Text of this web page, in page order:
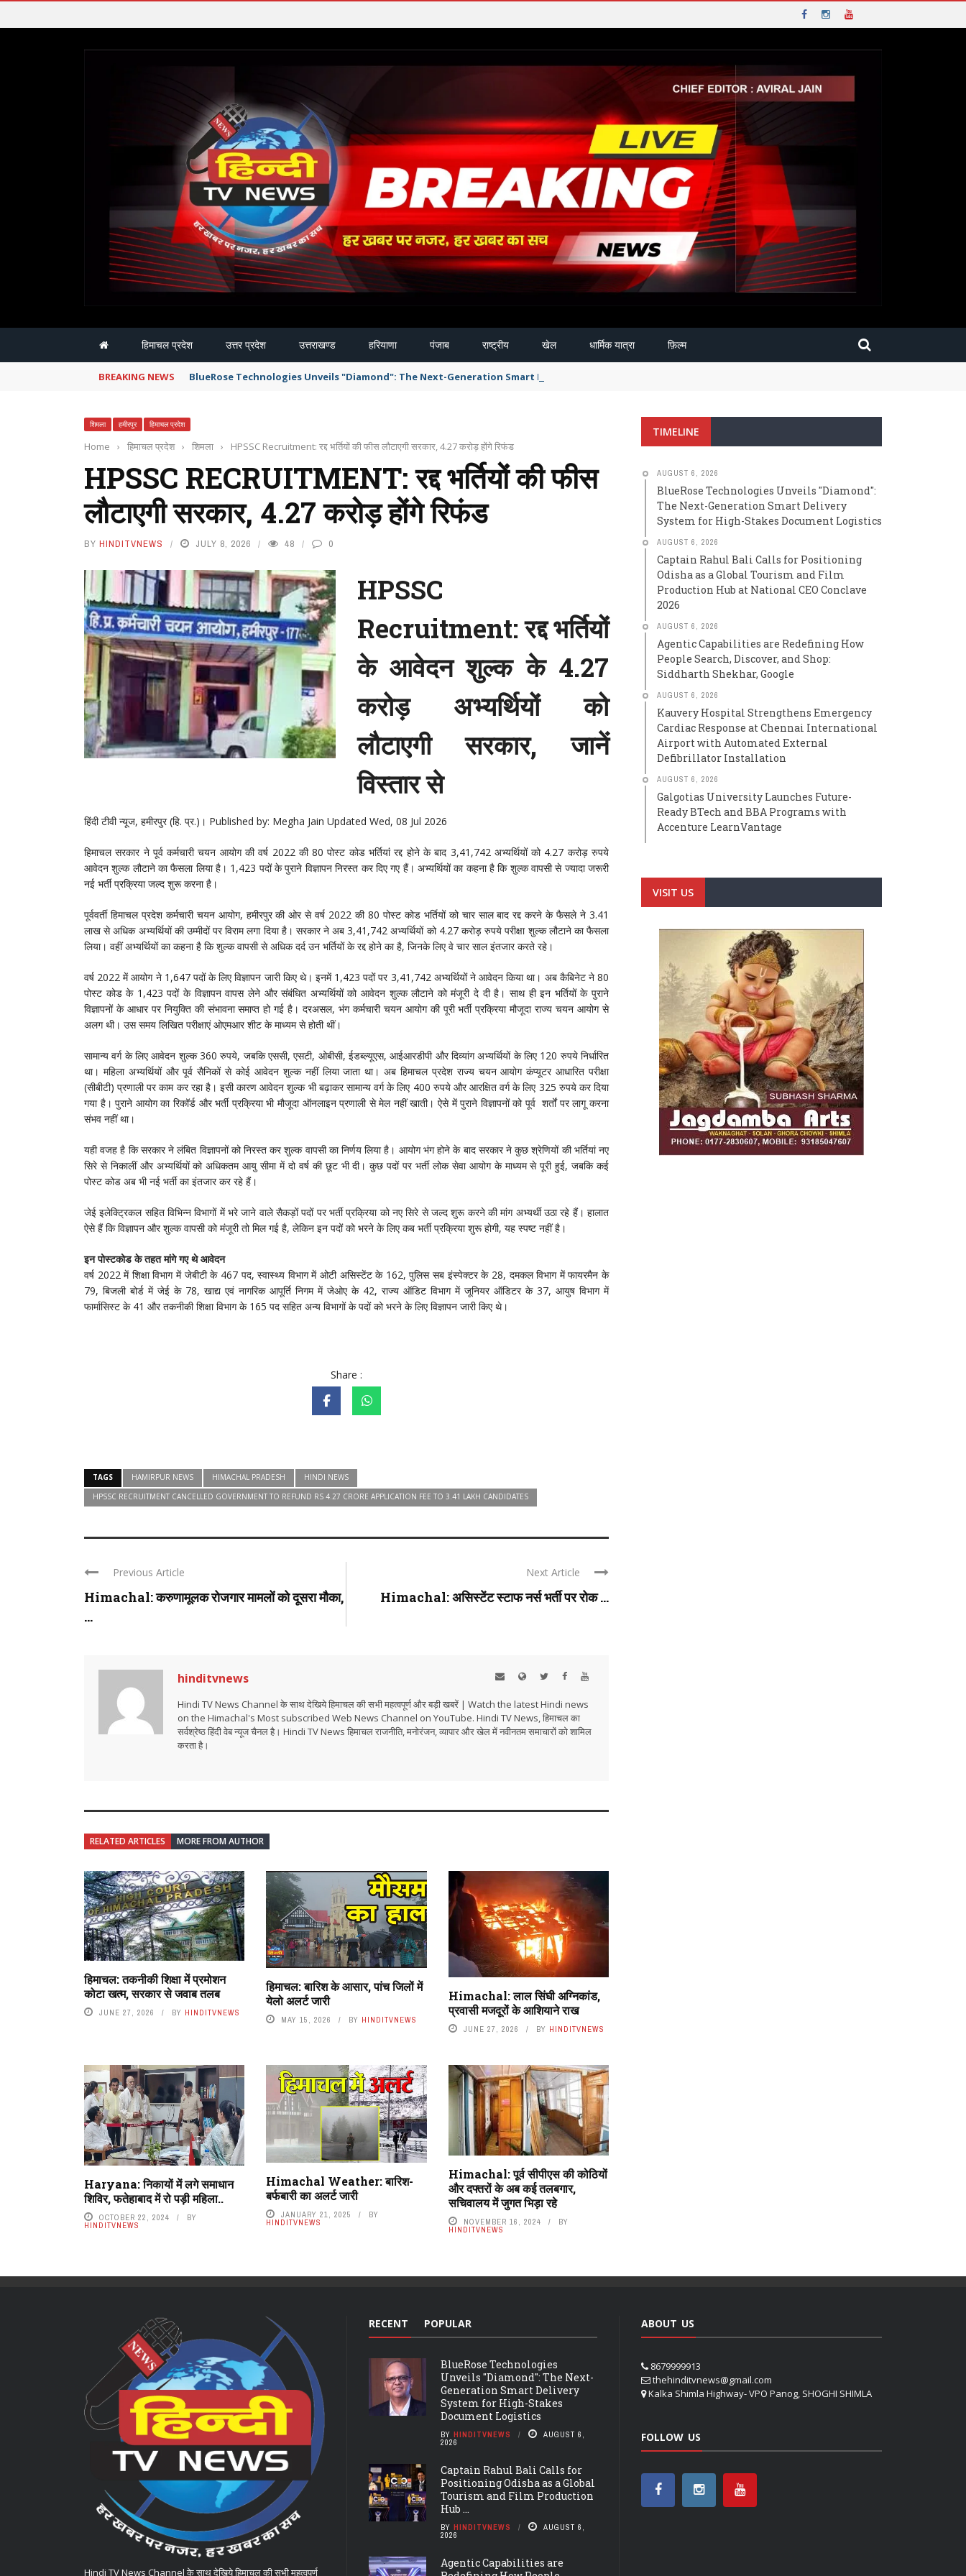
हिमाचल प्रदेश उत्तर प्रदेश उत्तराखण्ड हरियाणा पंजाब राष्ट्रीय खेल धार्मिक यात्रा फ़िल्म
BREAKING NEWS BlueRose Technologies Unveils "Diamond": The Next-Generation Smart Delivery System for High-Stakes Document Logistics
शिमला हमीरपुर हिमाचल प्रदेश
Home › हिमाचल प्रदेश › शिमला › HPSSC Recruitment: रद्द भर्तियों की फीस लौटाएगी सरकार, 4.27 करोड़ होंगे रिफंड
HPSSC RECRUITMENT: रद्द भर्तियों की फीस
लौटाएगी सरकार, 4.27 करोड़ होंगे रिफंड
BY HINDITVNEWS JULY 8, 2026 48 0
HPSSC
Recruitment: रद्द भर्तियों
के आवेदन शुल्क के 4.27
करोड़ अभ्यर्थियों को
लौटाएगी सरकार, जानें
विस्तार से
हिंदी टीवी न्यूज, हमीरपुर (हि. प्र.)। Published by: Megha Jain Updated Wed, 08 Jul 2026
हिमाचल सरकार ने पूर्व कर्मचारी चयन आयोग की वर्ष 2022 की 80 पोस्ट कोड भर्तियां रद्द होने के बाद 3,41,742 अभ्यर्थियों को 4.27 करोड़ रुपये
आवेदन शुल्क लौटाने का फैसला लिया है। 1,423 पदों के पुराने विज्ञापन निरस्त कर दिए गए हैं। अभ्यर्थियों का कहना है कि शुल्क वापसी से ज्यादा जरूरी
नई भर्ती प्रक्रिया जल्द शुरू करना है।
पूर्ववर्ती हिमाचल प्रदेश कर्मचारी चयन आयोग, हमीरपुर की ओर से वर्ष 2022 की 80 पोस्ट कोड भर्तियों को चार साल बाद रद्द करने के फैसले ने 3.41
लाख से अधिक अभ्यर्थियों की उम्मीदों पर विराम लगा दिया है। सरकार ने अब 3,41,742 अभ्यर्थियों को 4.27 करोड़ रुपये परीक्षा शुल्क लौटाने का फैसला
लिया। वहीं अभ्यर्थियों का कहना है कि शुल्क वापसी से अधिक दर्द उन भर्तियों के रद्द होने का है, जिनके लिए वे चार साल इंतजार करते रहे।
वर्ष 2022 में आयोग ने 1,647 पदों के लिए विज्ञापन जारी किए थे। इनमें 1,423 पदों पर 3,41,742 अभ्यर्थियों ने आवेदन किया था। अब कैबिनेट ने 80
पोस्ट कोड के 1,423 पदों के विज्ञापन वापस लेने और संबंधित अभ्यर्थियों को आवेदन शुल्क लौटाने को मंजूरी दे दी है। साथ ही इन भर्तियों के पुराने
विज्ञापनों के आधार पर नियुक्ति की संभावना समाप्त हो गई है। दरअसल, भंग कर्मचारी चयन आयोग की पूरी भर्ती प्रक्रिया मौजूदा राज्य चयन आयोग से
अलग थी। उस समय लिखित परीक्षाएं ओएमआर शीट के माध्यम से होती थीं।
सामान्य वर्ग के लिए आवेदन शुल्क 360 रुपये, जबकि एससी, एसटी, ओबीसी, ईडब्ल्यूएस, आईआरडीपी और दिव्यांग अभ्यर्थियों के लिए 120 रुपये निर्धारित
था। महिला अभ्यर्थियों और पूर्व सैनिकों से कोई आवेदन शुल्क नहीं लिया जाता था। अब हिमाचल प्रदेश राज्य चयन आयोग कंप्यूटर आधारित परीक्षा
(सीबीटी) प्रणाली पर काम कर रहा है। इसी कारण आवेदन शुल्क भी बढ़ाकर सामान्य वर्ग के लिए 400 रुपये और आरक्षित वर्ग के लिए 325 रुपये कर दिया
गया है। पुराने आयोग का रिकॉर्ड और भर्ती प्रक्रिया भी मौजूदा ऑनलाइन प्रणाली से मेल नहीं खाती। ऐसे में पुराने विज्ञापनों को पूर्व शर्तों पर लागू करना
संभव नहीं था।
यही वजह है कि सरकार ने लंबित विज्ञापनों को निरस्त कर शुल्क वापसी का निर्णय लिया है। आयोग भंग होने के बाद सरकार ने कुछ श्रेणियों की भर्तियां नए
सिरे से निकालीं और अभ्यर्थियों को अधिकतम आयु सीमा में दो वर्ष की छूट भी दी। कुछ पदों पर भर्ती लोक सेवा आयोग के माध्यम से पूरी हुई, जबकि कई
पोस्ट कोड अब भी नई भर्ती का इंतजार कर रहे हैं।
जेई इलेक्ट्रिकल सहित विभिन्न विभागों में भरे जाने वाले सैकड़ों पदों पर भर्ती प्रक्रिया को नए सिरे से जल्द शुरू करने की मांग अभ्यर्थी उठा रहे हैं। हालात
ऐसे हैं कि विज्ञापन और शुल्क वापसी को मंजूरी तो मिल गई है, लेकिन इन पदों को भरने के लिए कब भर्ती प्रक्रिया शुरू होगी, यह स्पष्ट नहीं है।
इन पोस्टकोड के तहत मांगे गए थे आवेदन
वर्ष 2022 में शिक्षा विभाग में जेबीटी के 467 पद, स्वास्थ्य विभाग में ओटी असिस्टेंट के 162, पुलिस सब इंस्पेक्टर के 28, दमकल विभाग में फायरमैन के
79, बिजली बोर्ड में जेई के 78, खाद्य एवं नागरिक आपूर्ति निगम में जेओए के 42, राज्य ऑडिट विभाग में जूनियर ऑडिटर के 37, आयुष विभाग में
फार्मासिस्ट के 41 और तकनीकी शिक्षा विभाग के 165 पद सहित अन्य विभागों के पदों को भरने के लिए विज्ञापन जारी किए थे।
Share :
TAGS HAMIRPUR NEWS HIMACHAL PRADESH
HINDI NEWS
HPSSC RECRUITMENT CANCELLED GOVERNMENT TO REFUND RS 4.27 CRORE APPLICATION FEE TO 3.41 LAKH CANDIDATES
Previous Article
Himachal: करुणामूलक रोजगार मामलों को दूसरा मौका,
...
Next Article
Himachal: असिस्टेंट स्टाफ नर्स भर्ती पर रोक ...
hinditvnews
Hindi TV News Channel के साथ देखिये हिमाचल की सभी महत्वपूर्ण और बड़ी खबरें | Watch the latest Hindi news
on the Himachal's Most subscribed Web News Channel on YouTube. Hindi TV News, हिमाचल का
सर्वश्रेष्ठ हिंदी वेब न्यूज चैनल है। Hindi TV News हिमाचल राजनीति, मनोरंजन, व्यापार और खेल में नवीनतम समाचारों को शामिल
करता है।
RELATED ARTICLES MORE FROM AUTHOR
हिमाचल: तकनीकी शिक्षा में प्रमोशन
कोटा खत्म, सरकार से जवाब तलब
JUNE 27, 2026 BY HINDITVNEWS
हिमाचल: बारिश के आसार, पांच जिलों में
येलो अलर्ट जारी
MAY 15, 2026 BY HINDITVNEWS
Himachal: लाल सिंघी अग्निकांड,
प्रवासी मजदूरों के आशियाने राख
JUNE 27, 2026 BY HINDITVNEWS
Haryana: निकायों में लगे समाधान
शिविर, फतेहाबाद में रो पड़ी महिला..
OCTOBER 22, 2024 BY
HINDITVNEWS
Himachal Weather: बारिश-
बर्फबारी का अलर्ट जारी
JANUARY 21, 2025 BY
HINDITVNEWS
Himachal: पूर्व सीपीएस की कोठियों
और दफ्तरों के अब कई तलबगार,
सचिवालय में जुगत भिड़ा रहे
NOVEMBER 16, 2024 BY
HINDITVNEWS
TIMELINE
AUGUST 6, 2026
BlueRose Technologies Unveils "Diamond":
The Next-Generation Smart Delivery
System for High-Stakes Document Logistics
AUGUST 6, 2026
Captain Rahul Bali Calls for Positioning
Odisha as a Global Tourism and Film
Production Hub at National CEO Conclave
2026
AUGUST 6, 2026
Agentic Capabilities are Redefining How
People Search, Discover, and Shop:
Siddharth Shekhar, Google
AUGUST 6, 2026
Kauvery Hospital Strengthens Emergency
Cardiac Response at Chennai International
Airport with Automated External
Defibrillator Installation
AUGUST 6, 2026
Galgotias University Launches Future-
Ready BTech and BBA Programs with
Accenture LearnVantage
VISIT US
Hindi TV News Channel के साथ देखिये हिमाचल की सभी महत्वपूर्ण
RECENT POPULAR
BlueRose Technologies
Unveils "Diamond": The Next-
Generation Smart Delivery
System for High-Stakes
Document Logistics
BY HINDITVNEWS AUGUST 6,
2026
Captain Rahul Bali Calls for
Positioning Odisha as a Global
Tourism and Film Production
Hub ...
BY HINDITVNEWS AUGUST 6,
2026
Agentic Capabilities are
ABOUT US
8679999913
thehinditvnews@gmail.com
Kalka Shimla Highway- VPO Panog, SHOGHI SHIMLA
FOLLOW US